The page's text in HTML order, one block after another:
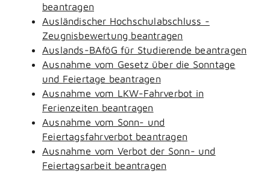
beantragen
Ausländischer Hochschulabschluss -
Zeugnisbewertung beantragen
Auslands-BAföG für Studierende beantragen
Ausnahme vom Gesetz über die Sonntage
und Feiertage beantragen
Ausnahme vom LKW-Fahrverbot in
Ferienzeiten beantragen
Ausnahme vom Sonn- und
Feiertagsfahrverbot beantragen
Ausnahme vom Verbot der Sonn- und
Feiertagsarbeit beantragen